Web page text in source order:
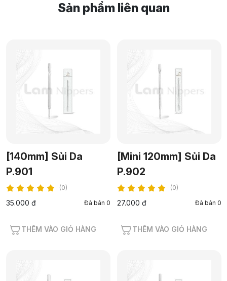
Sản phẩm liên quan
[140mm] Sủi Da
P.901
(0)
35.000 đ Đã bán 0
THÊM VÀO GIỎ HÀNG
[Mini 120mm] Sủi Da
P.902
(0)
27.000 đ Đã bán 0
THÊM VÀO GIỎ HÀNG